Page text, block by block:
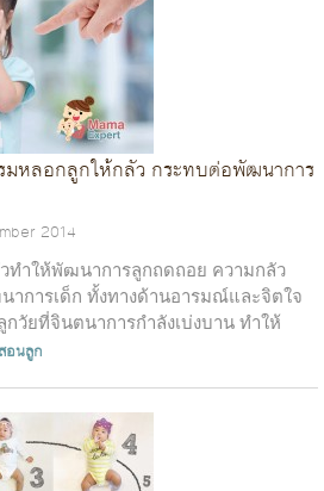
หลอกลูกให้กลัว กระทบต่อพัฒนาการ
2014
ำให้พัฒนาการลูกถดถอย ความกลัว
าการเด็ก ทั้งทางด้านอารมณ์และจิตใจ
วัยที่จินตนาการกำลังเบ่งบาน ทำให้
อนลูก